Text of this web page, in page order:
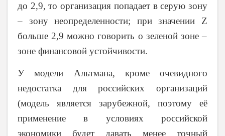
до 2,9, то организация попадает в серую зону
– зону неопределенности; при значении Z
больше 2,9 можно говорить о зеленой зоне –
зоне финансовой устойчивости.
У модели Альтмана, кроме очевидного
недостатка для российских организаций
(модель является зарубежной, поэтому её
применение в условиях российской
экономики будет давать менее точный